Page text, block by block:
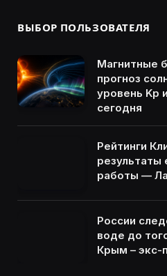
ВЫБОР ПОЛЬЗОВАТЕЛЯ
Магнитные
прогноз
уровень Kp
сегодня
Рейтинги
результаты
работы —
России
воде до
Крым –